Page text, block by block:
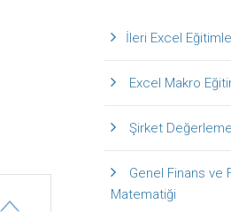
İleri Excel
Excel Makro
Şirket
Genel Finans ve
Matematiği